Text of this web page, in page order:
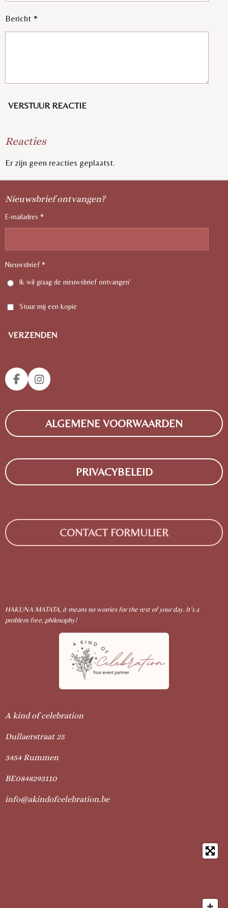
Bericht *
VERSTUUR REACTIE
Reacties
Er zijn geen reacties geplaatst.
Nieuwsbrief ontvangen?
E-mailadres *
Nieuwsbrief *
Ik wil graag de nieuwsbrief ontvangen'
Stuur mij een kopie
VERZENDEN
F
A
E
O
I
N
T
G
ALGEMENE VOORWAARDEN
PRIVACYBELEID
CONTACT FORMULIER
HAKUNA MATATA, it means no worries for the rest of your day. It's a
problem free, philosophy!
A kind of celebration
Dullaerstraat 25
3454 Rummen
BE0848293110
info@akindofcelebration.be